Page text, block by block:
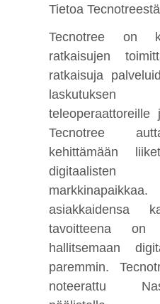
Tietoa Tecnotreestä
Tecnotree on
ratkaisujen
ratkaisuja
Tecnotree
kehittämään
asiakkaidensa
tavoitteena on
hallitsemaan
paremmin.
noteerattu